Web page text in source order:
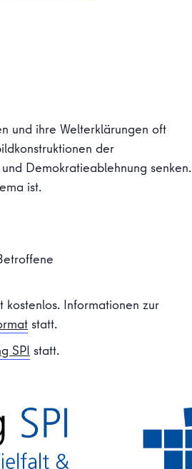
und ihre Welterklärungen oft
der
Demokratieablehnung senken.
ist.
Informationen zur
statt.
SPI statt.